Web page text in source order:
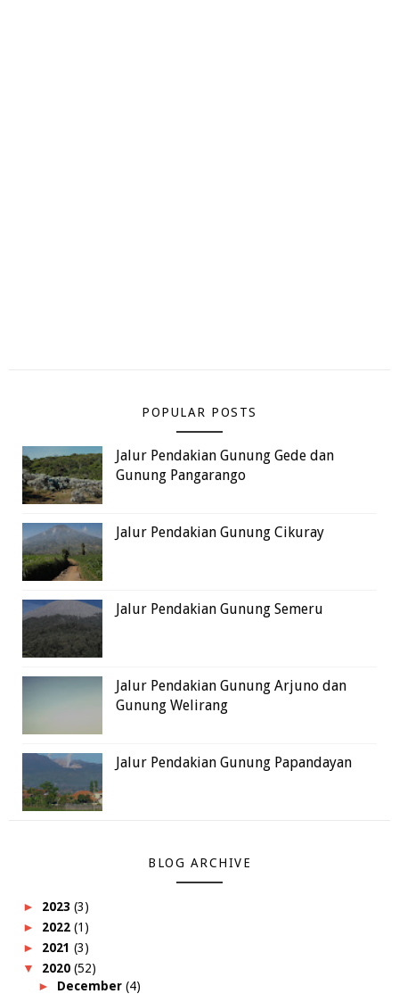
POPULAR POSTS
Jalur Pendakian Gunung Gede dan
Gunung Pangarango
Jalur Pendakian Gunung Cikuray
Jalur Pendakian Gunung Semeru
Jalur Pendakian Gunung Arjuno dan
Gunung Welirang
Jalur Pendakian Gunung Papandayan
BLOG ARCHIVE
► 2023 (3)
► 2022 (1)
► 2021 (3)
▼ 2020 (52)
► December (4)